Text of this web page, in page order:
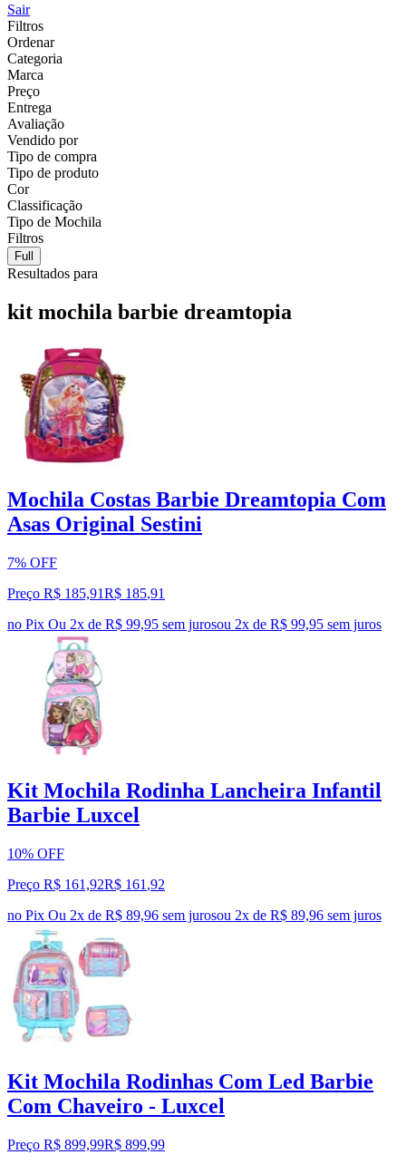
Sair
Filtros
Ordenar
Categoria
Marca
Preço
Entrega
Avaliação
Vendido por
Tipo de compra
Tipo de produto
Cor
Classificação
Tipo de Mochila
Filtros
Full
Resultados para
kit mochila barbie dreamtopia
Mochila Costas Barbie Dreamtopia Com
Asas Original Sestini
7% OFF
Preço R$ 185,91R$ 185,91
no Pix Ou 2x de R$ 99,95 sem jurosou 2x de R$ 99,95 sem juros
Kit Mochila Rodinha Lancheira Infantil
Barbie Luxcel
10% OFF
Preço R$ 161,92R$ 161 ,92
no Pix Ou 2x de R$ 89,96 sem jurosou 2x de R$ 89,96 sem juros
Kit Mochila Rodinhas Com Led Barbie
Com Chaveiro - Luxcel
Preço R$ 899,99R$ 899,99